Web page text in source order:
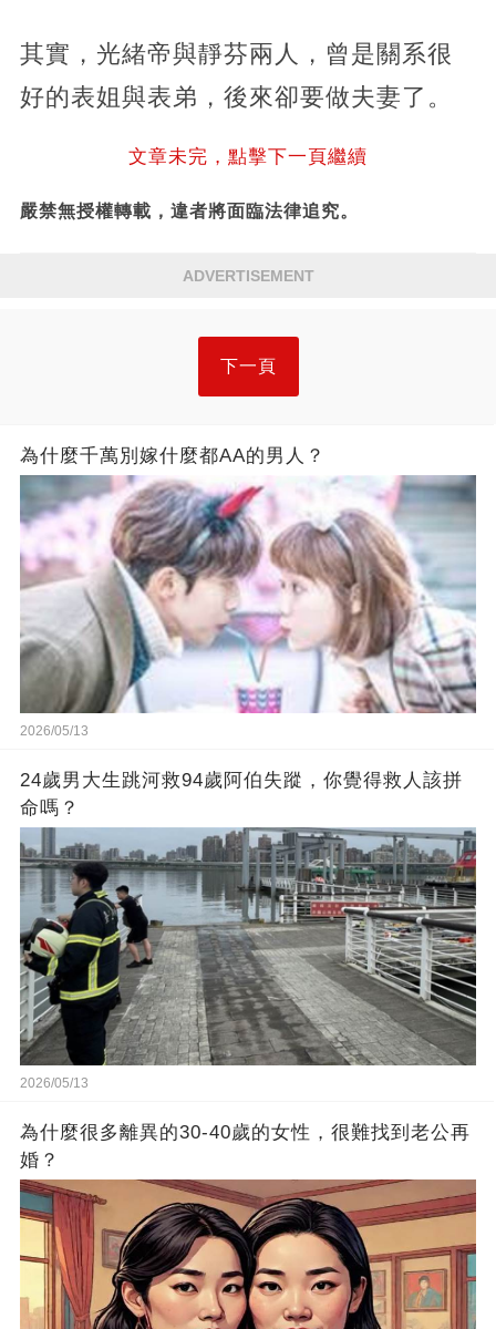
其實，光緒帝與靜芬兩人，曾是關系很
好的表姐與表弟，後來卻要做夫妻了。
文章未完，點擊下一頁繼續
嚴禁無授權轉載，違者將面臨法律追究。
ADVERTISEMENT
下一頁
為什麼千萬別嫁什麼都AA的男人？
2026/05/13
24歲男大生跳河救94歲阿伯失蹤，你覺得救人該拼
命嗎？
2026/05/13
為什麼很多離異的30-40歲的女性，很難找到老公再
婚？